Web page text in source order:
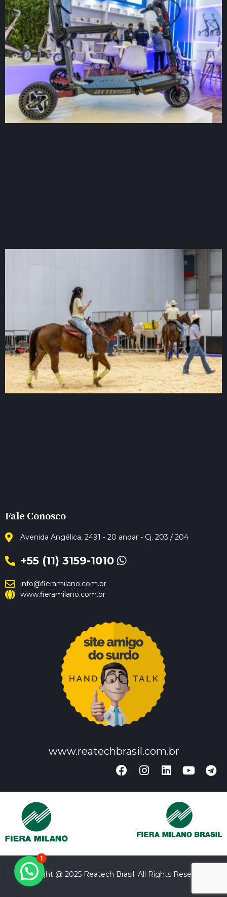
Fale Conosco
Avenida Angélica, 2491 - 20 andar - Cj. 203 / 204
+55 (11) 3159-1010
info@fieramilano.com.br
www.fieramilano.com.br
www.reatechbrasil.com.br
Copyright @ 2025 Reatech Brasil. All Rights Reserved.
1